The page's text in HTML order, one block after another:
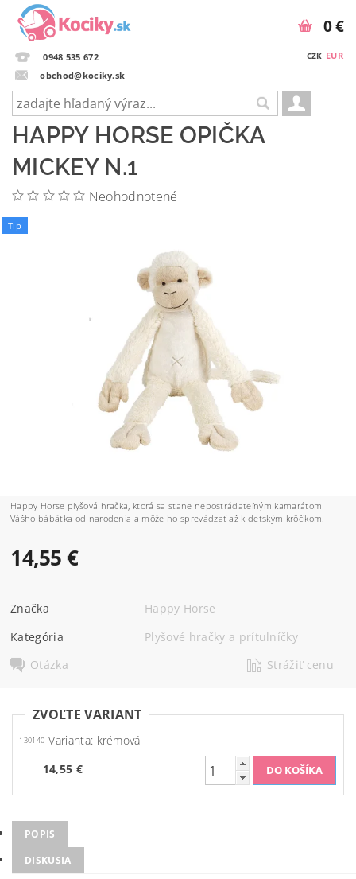
0948 535 672
obchod@kociky.sk
CZK EUR
0 €
HAPPY HORSE OPIČKA
MICKEY N.1
Neohodnotené
Tip
Happy Horse plyšová hračka, ktorá sa stane nepostrádateľným kamarátom
Vášho bábätka od narodenia a môže ho sprevádzať až k detským krôčikom.
14,55 €
Značka
Happy Horse
Kategória
Plyšové hračky a prítulníčky
Otázka
Strážiť cenu
ZVOĽTE VARIANT
130140 Varianta: krémová
14,55 €
POPIS
DISKUSIA